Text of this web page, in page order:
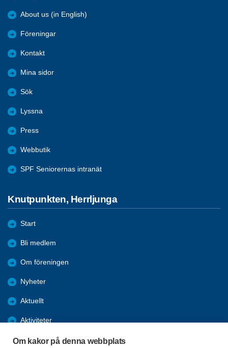
Om kakor på denna webbplats
About us (in English)
Föreningar
Kontakt
Mina sidor
Sök
Lyssna
Press
Webbutik
SPF Seniorernas intranät
Knutpunkten, Herrljunga
Start
Bli medlem
Om föreningen
Nyheter
Aktuellt
Aktiviteter
Arkiv